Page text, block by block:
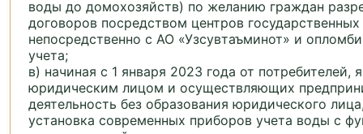
воды до домохозяйств) по желанию граждан
договоров посредством центров государственных
непосредственно с АО «Узсувтаъминот» и
учета;
в) начиная с 1 января 2023 года от потребителей,
юридическим лицом и осуществляющих
деятельность без образования юридического
установка современных приборов учета воды с